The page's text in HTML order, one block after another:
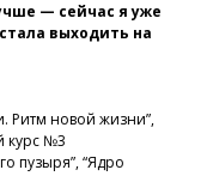
— сейчас я уже
выходить на
Ритм новой жизни”,
курс №3
пузыря”, “Ядро